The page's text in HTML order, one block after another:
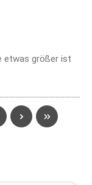
etwas größer ist